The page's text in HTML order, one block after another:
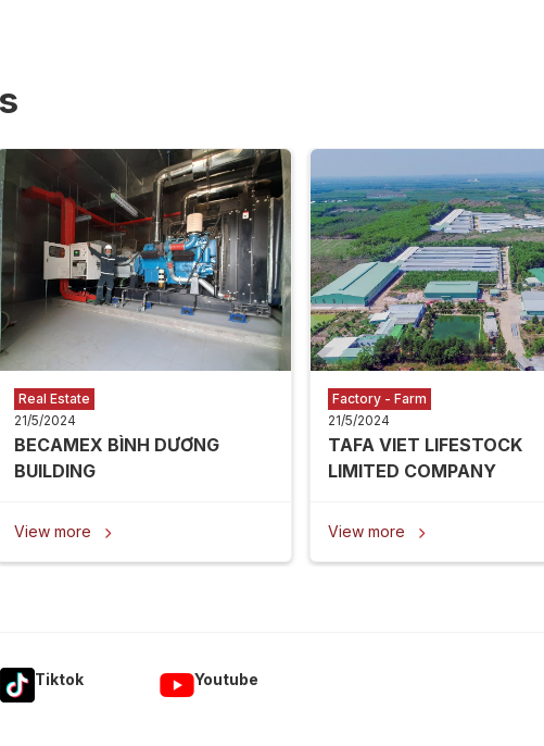
Real Estate
21/5/2024
BECAMEX BÌNH DƯƠNG
BUILDING
View more 
Factory - Farm
21/5/2024
TAFA VIET LIFESTOCK
LIMITED COMPANY
View more 
Tiktok Youtube